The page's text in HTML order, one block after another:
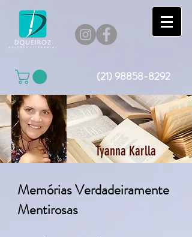
(21) 98858-8292
Tyanna Karlla
Memórias Verdadeiramente
Mentirosas